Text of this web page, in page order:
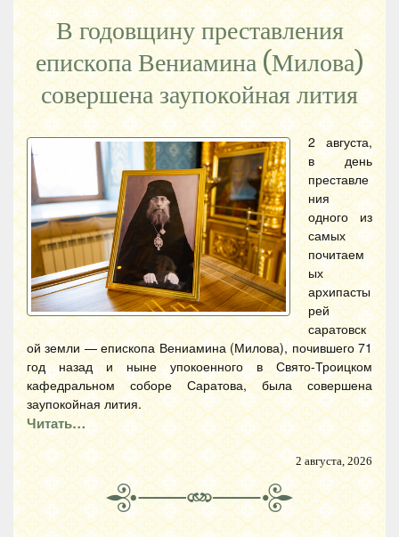
В годовщину преставления
епископа Вениамина (Милова)
совершена заупокойная лития
2 августа,
в день
преставле
ния
одного из
самых
почитаем
ых
архипасты
рей
саратовск
ой земли — епископа Вениамина (Милова), почившего 71
год назад и ныне упокоенного в Свято-Троицком
кафедральном соборе Саратова, была совершена
заупокойная лития.
Читать…
2 августа, 2026